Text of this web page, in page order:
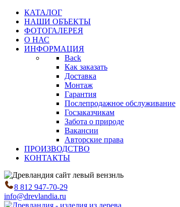
КАТАЛОГ
НАШИ ОБЪЕКТЫ
ФОТОГАЛЕРЕЯ
О НАС
ИНФОРМАЦИЯ
Back
Как заказать
Доставка
Монтаж
Гарантия
Послепродажное обслуживание
Госзаказчикам
Забота о природе
Вакансии
Авторские права
ПРОИЗВОДСТВО
КОНТАКТЫ
8 812 947-70-29
info@drevlandia.ru